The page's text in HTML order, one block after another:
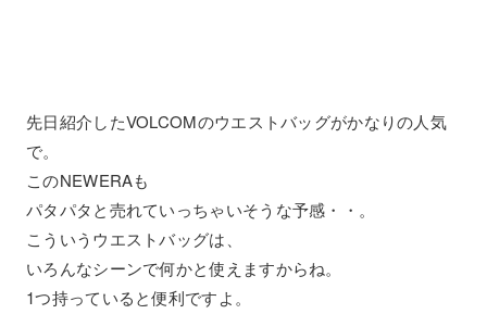
先日紹介したVOLCOMのウエストバッグがかなりの人気
で。
このNEWERAも
パタパタと売れていっちゃいそうな予感・・。
こういうウエストバッグは、
いろんなシーンで何かと使えますからね。
1つ持っていると便利ですよ。